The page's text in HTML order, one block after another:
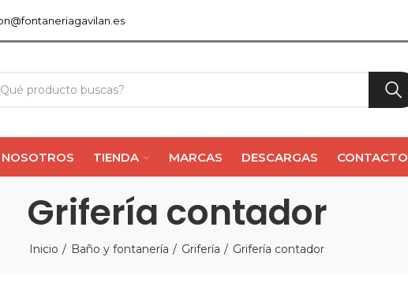
NOSOTROS TIENDA MARCAS DESCARGAS CONTACTO
Grifería contador
Inicio Baño y fontanería Grifería Grifería contador